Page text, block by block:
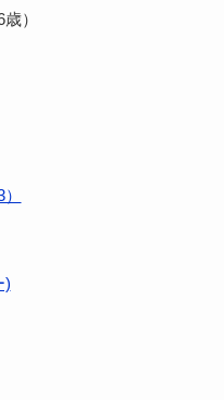
）
)